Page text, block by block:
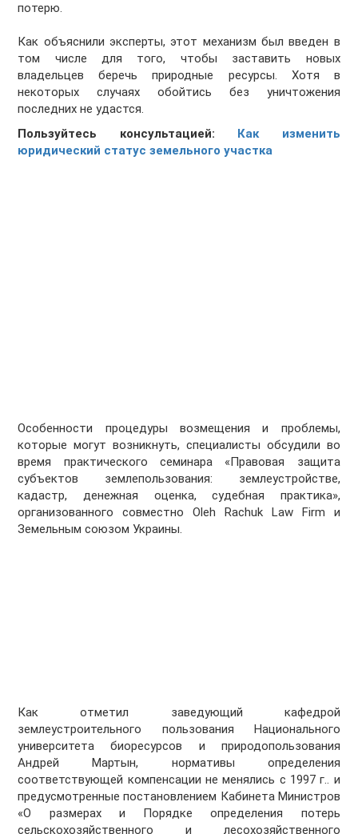
потерю.
Как объяснили эксперты, этот механизм был введен в
том числе для того, чтобы заставить новых
владельцев беречь природные ресурсы. Хотя в
некоторых случаях обойтись без уничтожения
последних не удастся.
Пользуйтесь консультацией: Как изменить
юридический статус земельного участка
Особенности процедуры возмещения и проблемы,
которые могут возникнуть, специалисты обсудили во
время практического семинара «Правовая защита
субъектов землепользования: землеустройстве,
кадастр, денежная оценка, судебная практика»,
организованного совместно Oleh Rachuk Law Firm и
Земельным союзом Украины.
Как отметил заведующий кафедрой
землеустроительного пользования Национального
университета биоресурсов и природопользования
Андрей Мартын, нормативы определения
соответствующей компенсации не менялись с 1997 г.. и
предусмотренные постановлением Кабинета Министров
«О размерах и Порядке определения потерь
сельскохозяйственного и лесохозяйственного